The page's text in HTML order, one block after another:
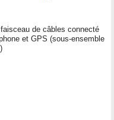
de câbles connecté
et GPS (sous-ensemble